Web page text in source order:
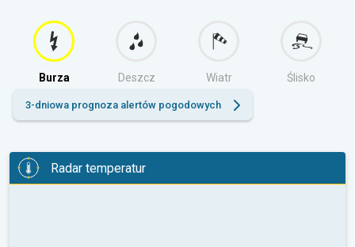
Burza Deszcz Wiatr Ślisko
3-dniowa prognoza alertów pogodowych
Radar temperatur